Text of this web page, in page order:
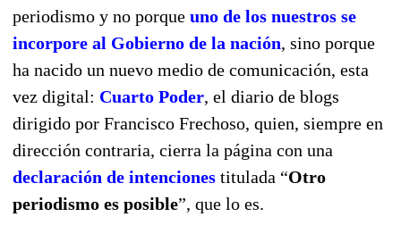
periodismo y no porque uno de los nuestros se
incorpore al Gobierno de la nación, sino porque
ha nacido un nuevo medio de comunicación, esta
vez digital: Cuarto Poder, el diario de blogs
dirigido por Francisco Frechoso, quien, siempre en
dirección contraria, cierra la página con una
declaración de intenciones titulada “Otro
periodismo es posible”, que lo es.